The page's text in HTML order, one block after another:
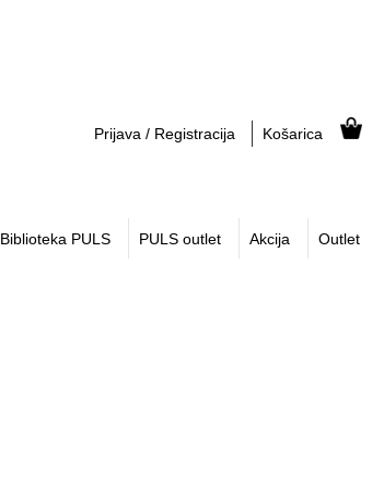
Biblioteka PULS PULS outlet Akcija Outlet
Prijava / Registracija Košarica